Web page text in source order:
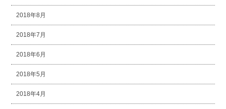
2018年8月
2018年7月
2018年6月
2018年5月
2018年4月